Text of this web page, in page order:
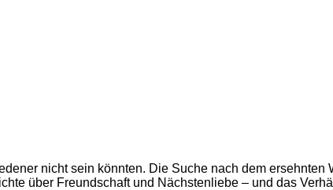
nicht sein könnten. Die Suche nach dem ersehnten
über Freundschaft und Nächstenliebe – und das